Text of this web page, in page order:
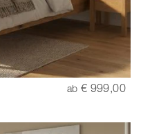
ab € 999,00